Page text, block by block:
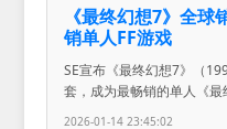
《最终幻想7》全
销单人FF游戏
SE宣布《最终幻想7》（
套，成为最畅销的单人《最
2026-01-14 23:45:02